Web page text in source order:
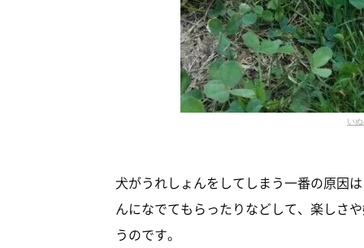
い
犬がうれしょんをしてしまう一番の原因
んになでてもらったりなどして、楽しさ
うのです。